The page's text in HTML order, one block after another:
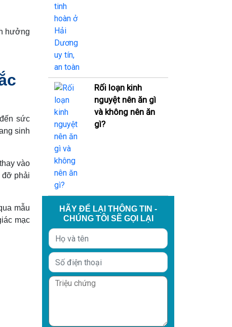
hưởng
sức
sinh
vào
đỡ phải
mẫu
mạc
Rối loạn kinh
nguyệt nên ăn gì
và không nên ăn
gì?
HÃY ĐỂ LẠI THÔNG TIN -
CHÚNG TÔI SẼ GỌI LẠI